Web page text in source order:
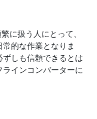
に扱う人にとって、
的な作業となりま
しも信頼できるとは
インコンバーターに